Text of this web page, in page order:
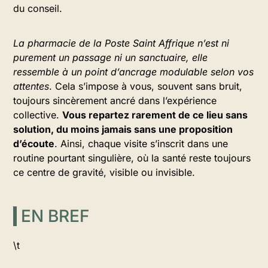
du conseil.
La pharmacie de la Poste Saint Affrique n’est ni
purement un passage ni un sanctuaire, elle
ressemble à un point d’ancrage modulable selon vos
attentes. Cela s’impose à vous, souvent sans bruit,
toujours sincèrement ancré dans l’expérience
collective. Vous repartez rarement de ce lieu sans
solution, du moins jamais sans une proposition
d’écoute. Ainsi, chaque visite s’inscrit dans une
routine pourtant singulière, où la santé reste toujours
ce centre de gravité, visible ou invisible.
EN BREF
\t